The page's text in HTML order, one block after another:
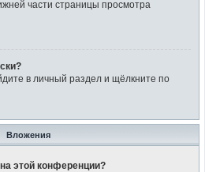
части страницы просмотра
в личный раздел и щёлкните по
Вложения
этой конференции?